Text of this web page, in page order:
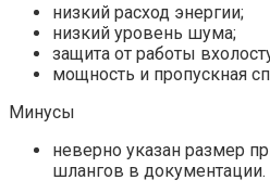
низкий расход энергии;
низкий уровень шума;
защита от работы
мощность и пропускная
Минусы
неверно указан размер
шлангов в документации.